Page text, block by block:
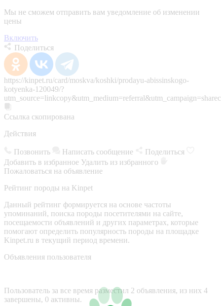
Мы не сможем отправить вам уведомление об изменении
цены
Включить
Поделиться
https://kinpet.ru/card/moskva/koshki/prodayu-abissinskogo-
kotyenka-120049/?
Ссылка скопирована
Действия
Позвонить Написать сообщение
Поделиться
Добавить в избранное Удалить из избранного
Пожаловаться на объявление
Рейтинг породы на Kinpet
Данный рейтинг формируется на основе частоты
упоминаний, поиска породы посетителями на сайте,
посещаемости объявлений и других параметрах, которые
помогают определить популярность породы на площадке
Kinpet.ru в текущий период времени.
Объявления пользователя
Пользователь за все время разместил 2 объявления, из них 4
завершены, 0 активны.